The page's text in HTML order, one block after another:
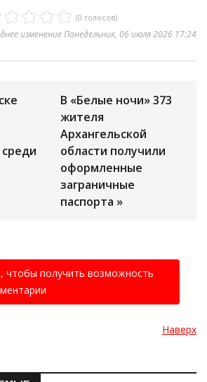
(0 голосов)
изменение Понедельник, 06 июля 2026 17:24
В «Белые ночи» 373
жителя
Архангельской
области получили
оформленные
заграничные
паспорта »
чтобы получить возможность
Наверх